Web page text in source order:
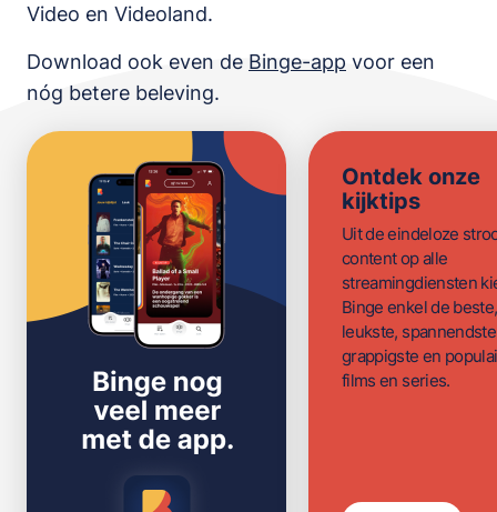
Video en Videoland.
Download ook even de Binge-app voor een
nóg betere beleving.
Ontdek onze
kijktips
Uit de eindeloze
content op alle
streamingdiensten
Binge enkel de beste,
leukste,
grappigste en
films en series.